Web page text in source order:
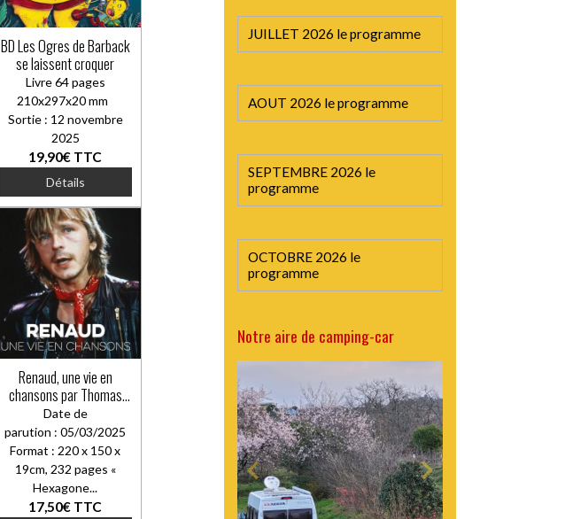
BD Les Ogres de Barback
se laissent croquer
Livre 64 pages
210x297x20 mm
Sortie : 12 novembre
2025
19,90€ TTC
Détails
Renaud, une vie en
chansons par Thomas
CHALINE. Préface :
Gauvain Sers
Date de
parution : 05/03/2025
Format : 220 x 150 x
19cm, 232 pages «
Hexagone...
17,50€ TTC
JUILLET 2026 le programme
AOUT 2026 le programme
SEPTEMBRE 2026 le
programme
OCTOBRE 2026 le
programme
Notre aire de camping-car